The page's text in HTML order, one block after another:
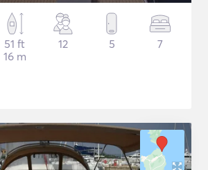
51 ft
16 m
12 5 7